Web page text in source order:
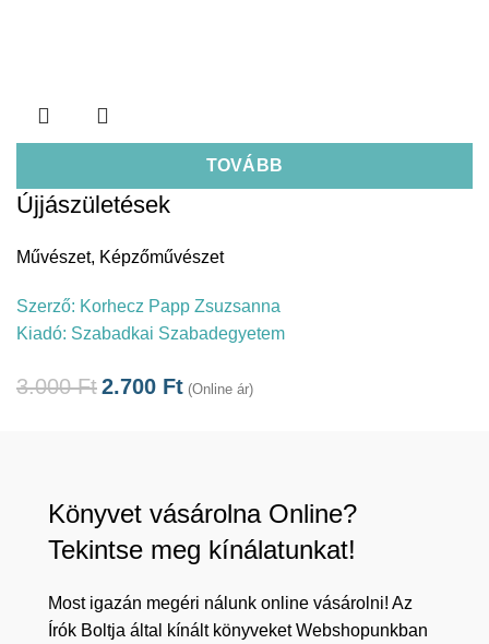
TOVÁBB
Újjászületések
Művészet, Képzőművészet
Szerző: Korhecz Papp Zsuzsanna
Kiadó: Szabadkai Szabadegyetem
3.000Ft2.700 Ft (Online ár)
Könyvet vásárolna Online?
Tekintse meg kínálatunkat!
Most igazán megéri nálunk online vásárolni! Az
Írók Boltja által kínált könyveket Webshopunkban